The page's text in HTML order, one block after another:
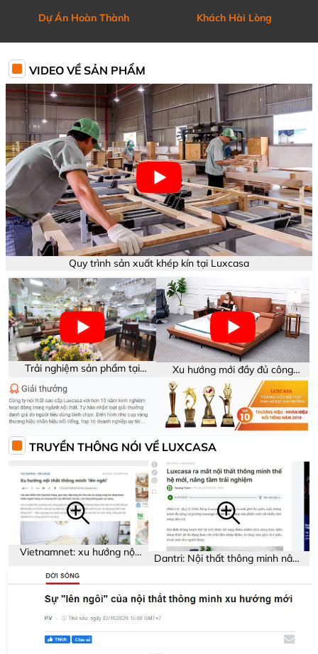
Dự Án Hoàn Thành Khách Hài Lòng
VIDEO VỀ SẢN PHẨM
Quy trình sản xuất khép kín tại Luxcasa
Trải nghiệm sản phẩm tại
showroom Luxcasa
Xu hướng mới đầy đủ công
năng trên sản phẩm
TRUYỀN THÔNG NÓI VỀ LUXCASA
Vietnamnet: xu hướng nội
Dantri: Nội thất thông minh nâng